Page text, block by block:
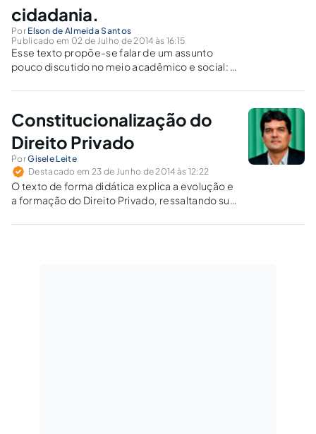
cidadania.
Por Elson de Almeida Santos
Publicado em 02 de Julho de 2014 às 16:15
Esse texto propõe-se falar de um assunto
pouco discutido no meio acadêmico e social: a
condutor da sociedade ao reconhecimento
Constitucionalização do
Direito Privado
PorGisele Leite
Destacado em 23 de Junho de 2014 às 12:22
O texto de forma didática explica a evolução e
a formação do Direito Privado, ressaltando sua